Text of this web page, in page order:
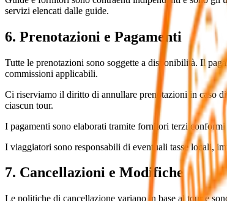
servizi elencati dalle guide.
6. Prenotazioni e Pagamenti
Tutte le prenotazioni sono soggette a disponibilità. Il
commissioni applicabili.
Ci riserviamo il diritto di annullare prenotazioni in caso
ciascun tour.
I pagamenti sono elaborati tramite fornitori terzi
I viaggiatori sono responsabili di eventuali tasse locali,
7. Cancellazioni e Modifiche
Le politiche di cancellazione variano in base al tour e